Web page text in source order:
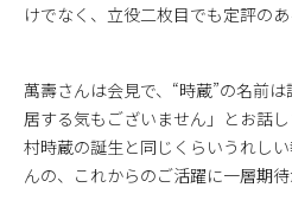
けでなく、立役二枚目でも定評のあ
萬壽さんは会見で、“時蔵”の名前
居する気もございません」とお話
村時蔵の誕生と同じくらいうれし
んの、これからのご活躍に一層期待